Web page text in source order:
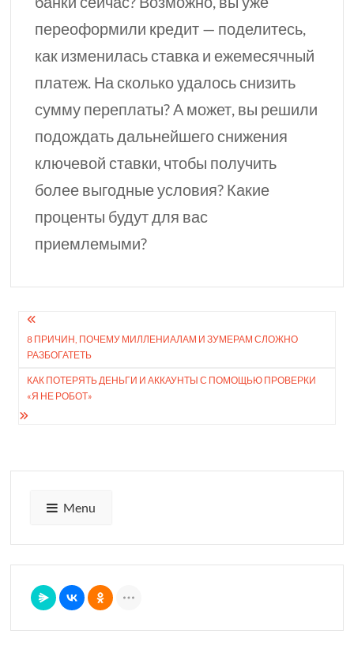
переоформили кредит — поделитесь,
как изменилась ставка и ежемесячный
платеж. На сколько удалось снизить
сумму переплаты? А может, вы решили
подождать дальнейшего снижения
ключевой ставки, чтобы получить
более выгодные условия? Какие
проценты будут для вас
приемлемыми?
Навигация
по
записям
8 ПРИЧИН, ПОЧЕМУ МИЛЛЕНИАЛАМ И ЗУМЕРАМ СЛОЖНО
РАЗБОГАТЕТЬ
КАК ПОТЕРЯТЬ ДЕНЬГИ И АККАУНТЫ С ПОМО­ЩЬЮ ПРОВЕРКИ
«Я НЕ РОБОТ»
Menu